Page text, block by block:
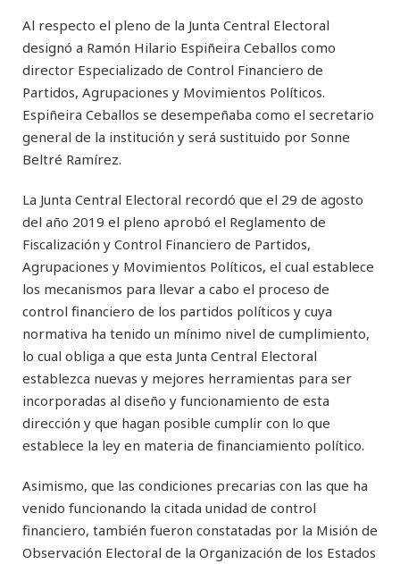
Al respecto el pleno de la Junta Central Electoral
designó a Ramón Hilario Espiñeira Ceballos como
director Especializado de Control Financiero de
Partidos, Agrupaciones y Movimientos Políticos.
Espiñeira Ceballos se desempeñaba como el secretario
general de la institución y será sustituido por Sonne
Beltré Ramírez.
La Junta Central Electoral recordó que el 29 de agosto
del año 2019 el pleno aprobó el Reglamento de
Fiscalización y Control Financiero de Partidos,
Agrupaciones y Movimientos Políticos, el cual establece
los mecanismos para llevar a cabo el proceso de
control financiero de los partidos políticos y cuya
normativa ha tenido un mínimo nivel de cumplimiento,
lo cual obliga a que esta Junta Central Electoral
establezca nuevas y mejores herramientas para ser
incorporadas al diseño y funcionamiento de esta
dirección y que hagan posible cumplir con lo que
establece la ley en materia de financiamiento político.
Asimismo, que las condiciones precarias con las que ha
venido funcionando la citada unidad de control
financiero, también fueron constatadas por la Misión de
Observación Electoral de la Organización de los Estados